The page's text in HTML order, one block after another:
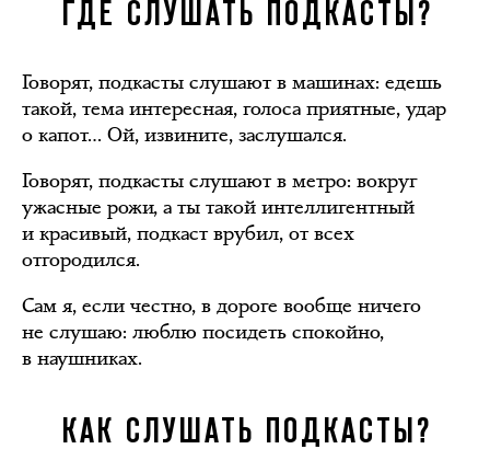
ГДЕ СЛУШАТЬ ПОДКАСТЫ?
Говорят, подкасты слушают в машинах: едешь
такой, тема интересная, голоса приятные, удар
о капот… Ой, извините, заслушался.
Говорят, подкасты слушают в метро: вокруг
ужасные рожи, а ты такой интеллигентный
и красивый, подкаст врубил, от всех
отгородился.
Сам я, если честно, в дороге вообще ничего
не слушаю: люблю посидеть спокойно,
в наушниках.
КАК СЛУШАТЬ ПОДКАСТЫ?